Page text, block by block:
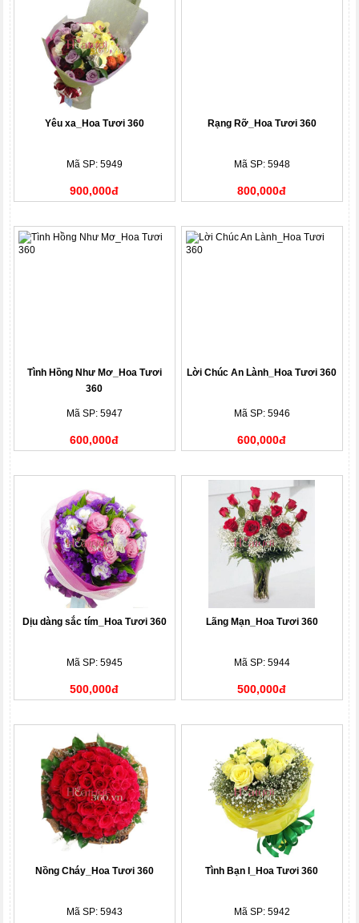
Yêu xa_Hoa Tươi 360
Mã SP: 5949
900,000đ
Rạng Rỡ_Hoa Tươi 360
Mã SP: 5948
800,000đ
Tình Hồng Như Mơ_Hoa Tươi
360
Mã SP: 5947
600,000đ
Lời Chúc An Lành_Hoa Tươi 360
Mã SP: 5946
600,000đ
Dịu dàng sắc tím_Hoa Tươi 360
Mã SP: 5945
500,000đ
Lãng Mạn_Hoa Tươi 360
Mã SP: 5944
500,000đ
Nồng Cháy_Hoa Tươi 360
Mã SP: 5943
Tình Bạn I_Hoa Tươi 360
Mã SP: 5942